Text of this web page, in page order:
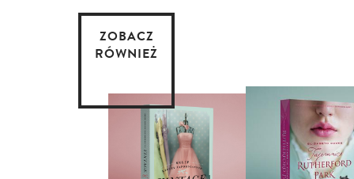
ZOBACZ
RÓWNIEŻ